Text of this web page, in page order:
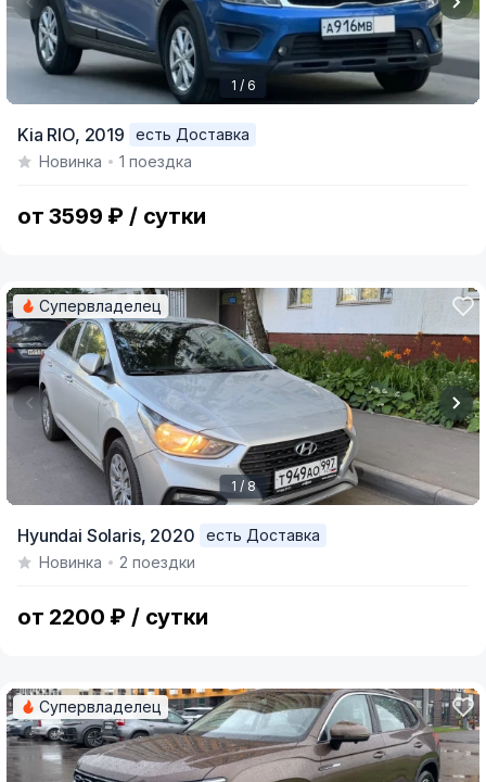
of
1 / 6
Kia RIO, 2019
есть Доставка
Новинка
1 поездка
от 3599 ₽ / сутки
of
Супервладелец
1 / 8
Hyundai Solaris, 2020
есть Доставка
Новинка
2 поездки
от 2200 ₽ / сутки
Супервладелец